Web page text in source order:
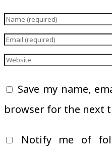
Save my name,
browser for the next
Notify me of